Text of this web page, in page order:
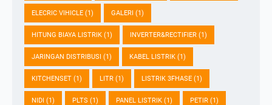
ELECRIC VIHICLE (1) GALERI (1)
HITUNG BIAYA LISTRIK (1) INVERTER&RECTIFIER (1)
JARINGAN DISTRIBUSI (1) KABEL LISTRIK (1)
KITCHENSET (1) LITR (1) LISTRIK 3FHASE (1)
NIDI (1) PLTS (1) PANEL LISTRIK (1) PETIR (1)